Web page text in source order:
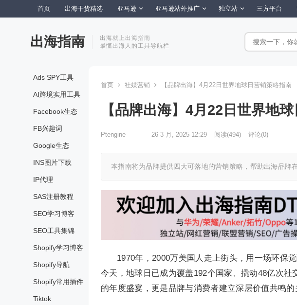
首页 出海干货精选 亚马逊 亚马逊站外推广 独立站 三方平台
出海指南
出海就上出海指南
最懂出海人的工具导航栏
Ads SPY工具
AI跨境实用工具
Facebook生态
FB兴趣词
Google生态
INS图片下载
IP代理
SAS注册教程
SEO学习博客
SEO工具集锦
Shopify学习博客
Shopify导航
Shopify常用插件
Tiktok
首页 社媒营销 【品牌出海】4月22日世界地球日营销策略指南
【品牌出海】4月22日世界地
Ptengine 26 3 月, 2025 12:29 阅读(494) 评论(0)
本指南将为品牌提供四大可落地的营销策略，帮助出海品牌
1970年，2000万美国人走上街头，用一场环保
今天，地球日已成为覆盖192个国家、撬动48亿次
的年度盛宴，更是品牌与消费者建立深层价值共鸣的